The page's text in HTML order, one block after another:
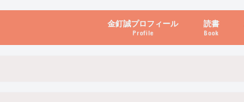
金釘誠プロフィール
Profile
読書
Book